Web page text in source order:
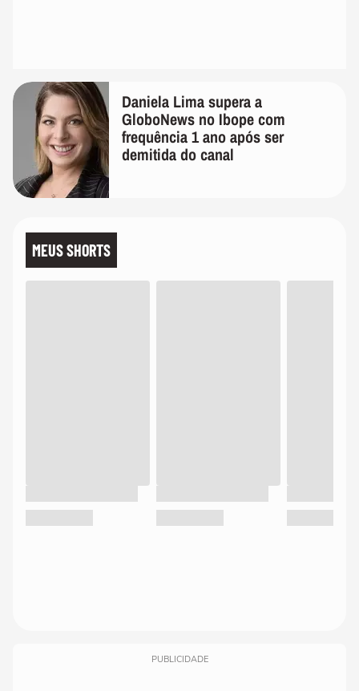
Daniela Lima supera a
GloboNews no Ibope com
frequência 1 ano após ser
demitida do canal
MEUS SHORTS
PUBLICIDADE